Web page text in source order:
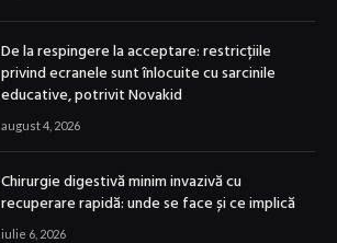
De la respingere la acceptare: restricțiile
privind ecranele sunt înlocuite cu sarcinile
educative, potrivit Novakid
august 4, 2026
Chirurgie digestivă minim invazivă cu
recuperare rapidă: unde se face și ce implică
iulie 6, 2026